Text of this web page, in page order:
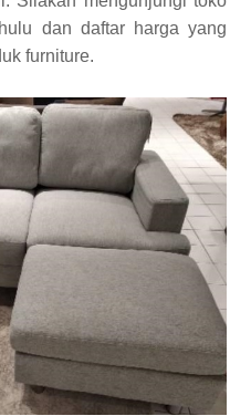
dan daftar harga yang
furniture.